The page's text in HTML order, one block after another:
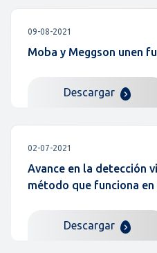
09-08-2021
Moba y Meggson unen
Descargar
02-07-2021
Avance en la detección
método que funciona
Descargar